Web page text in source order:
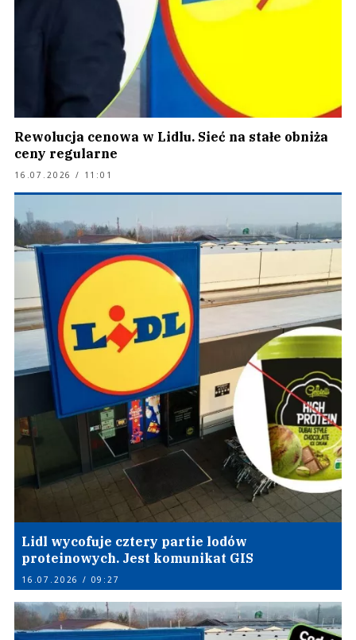
Rewolucja cenowa w Lidlu. Sieć na stałe obniża
ceny regularne
16.07.2026 / 11:01
Lidl wycofuje cztery partie lodów
proteinowych. Jest komunikat GIS
16.07.2026 / 09:27